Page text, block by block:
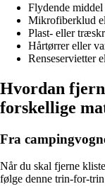
Flydende
Mikrofiberklud
Plast- eller
Hårtørrer eller
Renseservietter
Hvordan
forskellige
Fra
Når du skal fjerne
følge denne trin-for-